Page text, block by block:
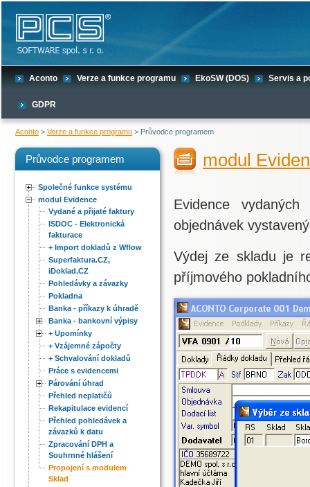
Aconto Verze a funkce programu EkoSW (DOS) Servis a
GDPR
Aconto > Verze a funkce programu > Průvodce programem
Průvodce programem
Společné funkce systému
modul Evidence
Vydané a přijaté faktury
ISDOC - Elektronická
fakturace
+ Import dokladů z Wflow
Superfaktura.CZ,
iDoklad.CZ
Pohledávky a závazky
Pokladna
Banka - příkazy k úhradě
Banka - bankovní výpisy
+ Upomínky
+ Vzájemné zápočty
+ Schvalování dokladů
Práce s evidencemi
Párování úhrad
Přehled neplatičů
Rekapitulace evidencí
Přehled pohledávek a
závazků k datu
Zpracování DPH a
Souhrnné hlášení
Propojení s modulem
Sklad
modul
Evidence
objednávek
Výdej ze skladu je
příjmového